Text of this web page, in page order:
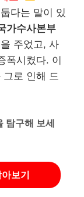
다는 말이 있
가수사본부
주었고, 사
폭시켰다. 이
그로 인해 드
탐구해 보세
보기